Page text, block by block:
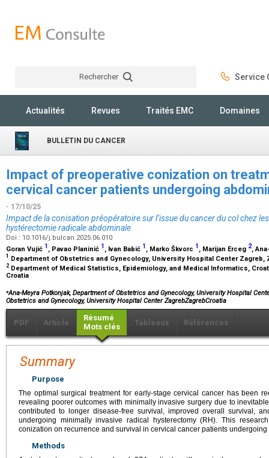
Rechercher Service
Actualités Revues Traités EMC Domaines
BULLETIN DU CANCER
Impact of preoperative conization on
cervical cancer patients undergoing
- 17/10/25
Impact de la conisation préopératoire sur l’issue du cancer du col chez
hystérectomie radicale abdominale
Doi : 10.1016/j.bulcan.2025.06.010
Goran Vujić 1 , Pavao Planinić 1 , Ivan Babić 1 , Marko Škvorc 1 , Marijan Erceg 2,
1 Department of Obstetrics and Gynecology, University Hospital Center Zagreb,
2 Department of Medical Statistics, Epidemiology, and Medical Informatics,
Croatia
⁎Ana-Meyra Potkonjak, Department of Obstetrics and Gynecology, University Hospital
Obstetrics and Gynecology, University Hospital Center ZagrebZagrebCroatia
PDF Article
Résumé
Mots clés
Tableaux Références
Summary
Purpose
The optimal surgical treatment for early-stage cervical cancer has been
revealing poorer outcomes with minimally invasive surgery due to
contributed to longer disease-free survival, improved overall survival,
undergoing minimally invasive radical hysterectomy (RH). This
conization on recurrence and survival in cervical cancer patients
Methods